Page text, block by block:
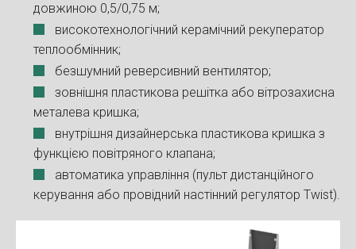
довжиною 0,5/0,75 м;
високотехнологічний керамічний рекуператор
теплообмінник;
безшумний реверсивний вентилятор;
зовнішня пластикова решітка або вітрозахисна
металева кришка;
внутрішня дизайнерська пластикова кришка з
функцією повітряного клапана;
автоматика управління (пульт дистанційного
керування або провідний настінний регулятор Twist).